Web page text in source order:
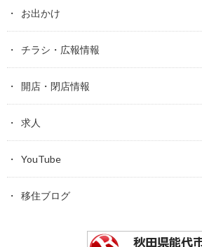
お出かけ
チラシ・広報情報
開店・閉店情報
求人
YouTube
移住ブログ